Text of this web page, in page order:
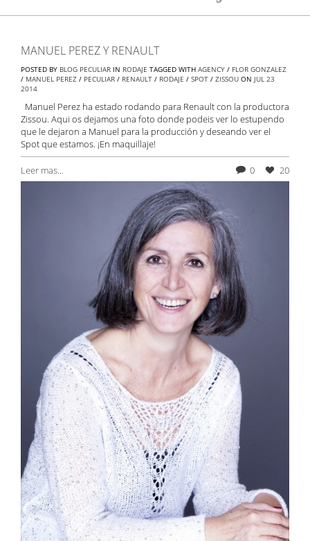
MANUEL PEREZ Y RENAULT
POSTED BY BLOG PECULIAR IN RODAJE TAGGED WITH AGENCY / FLOR GONZALEZ
/ MANUEL PEREZ / PECULIAR / RENAULT / RODAJE / SPOT / ZISSOU ON JUL 23
2014
Manuel Perez ha estado rodando para Renault con la productora
Zissou. Aqui os dejamos una foto donde podeis ver lo estupendo
que le dejaron a Manuel para la producción y deseando ver el
Spot que estamos. ¡En maquillaje!
Leer mas... 0 20